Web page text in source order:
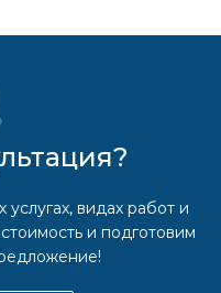
видах работ и
и подготовим